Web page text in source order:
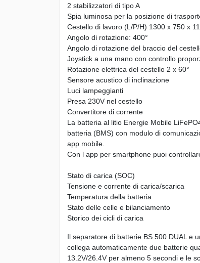
2 stabilizzatori di tipo A
Spia luminosa per la posizione di
Cestello di lavoro (L/P/H) 1300 x 750 x
Angolo di rotazione: 400°
Angolo di rotazione del braccio del
Joystick a una mano con controllo
Rotazione elettrica del cestello 2 x 60°
Sensore acustico di inclinazione
Luci lampeggianti
Presa 230V nel cestello
Convertitore di corrente
La batteria al litio Energie Mobile
batteria (BMS) con modulo di
app mobile.
Con l app per smartphone puoi
Stato di carica (SOC)
Tensione e corrente di carica/scarica
Temperatura della batteria
Stato delle celle e bilanciamento
Storico dei cicli di carica
Il separatore di batterie BS 500 DUAL e
collega automaticamente due batterie
13.2V/26.4V per almeno 5 secondi e le